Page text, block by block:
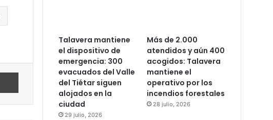
Talavera mantiene
el dispositivo de
emergencia: 300
evacuados del Valle
del Tiétar siguen
alojados en la
ciudad
29 julio, 2026
Más de 2.000
atendidos y aún 400
acogidos: Talavera
mantiene el
operativo por los
incendios forestales
28 julio, 2026